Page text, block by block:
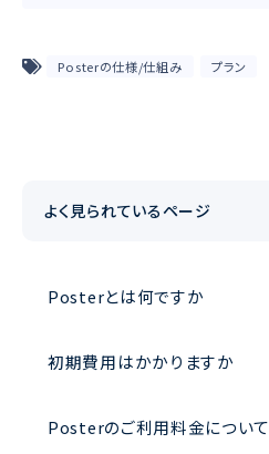
よく見られているページ
Posterとは何ですか
初期費用はかかりますか
Posterのご利用料金について
Posterの仕様/仕組み プラン